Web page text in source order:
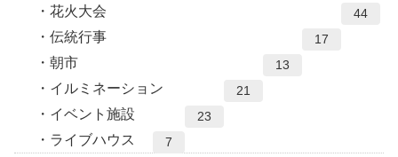
花火大会 44
伝統行事 17
朝市 13
イルミネーション 21
イベント施設 23
ライブハウス 7